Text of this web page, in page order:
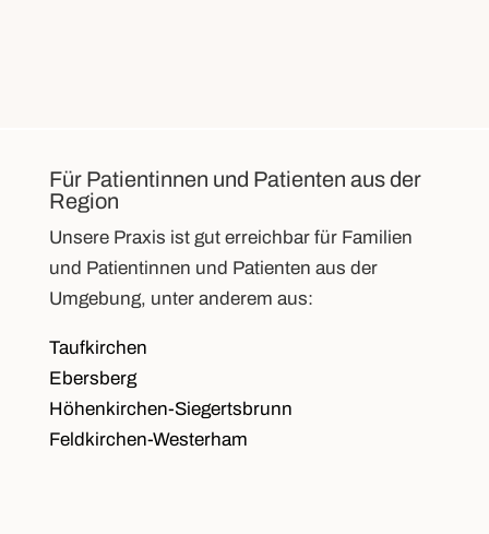
Für Patientinnen und Patienten aus der
Region
Unsere Praxis ist gut erreichbar für Familien
und Patientinnen und Patienten aus der
Umgebung, unter anderem aus:
Taufkirchen
Ebersberg
Höhenkirchen-Siegertsbrunn
Feldkirchen-Westerham